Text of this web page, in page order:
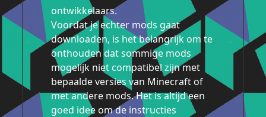
ontwikkelaars.
Voordat je echter mods gaat
downloaden, is het belangrijk om te
onthouden dat sommige mods
mogelijk niet compatibel zijn met
bepaalde versies van Minecraft of
met andere mods. Het is altijd een
goed idee om de instructies